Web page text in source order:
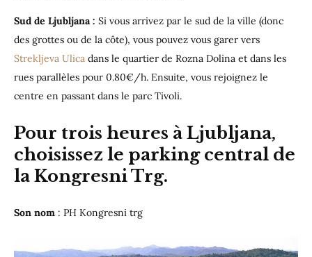
Sud de Ljubljana : Si vous arrivez par le sud de la ville (donc
des grottes ou de la côte), vous pouvez vous garer vers
Strekljeva Ulica dans le quartier de Rozna Dolina et dans les
rues parallèles pour 0.80€/h. Ensuite, vous rejoignez le
centre en passant dans le parc Tivoli.
Pour trois heures à Ljubljana,
choisissez le parking central de
la Kongresni Trg.
Son nom : PH Kongresni trg